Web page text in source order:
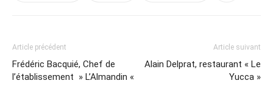
Article précédent
Frédéric Bacquié, Chef de
l’établissement » L’Almandin «
Article suivant
Alain Delprat, restaurant « Le
Yucca »